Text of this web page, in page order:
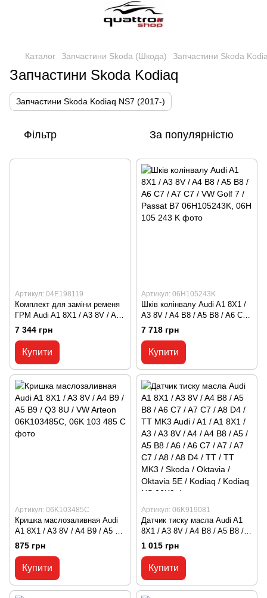
Каталог Запчастини Skoda (Шкода) Запчастини Skoda
Запчастини Skoda Kodiaq
Запчастини Skoda Kodiaq NS7 (2017-)
Фільтр За популярністю
Артикул: 04E198119
Комплект для заміни ременя
ГРМ Audi A1 8X1 / A3 8V / A4
B9 / A5 B9 / Q3 8U / VW Beetle
5C / Jetta 6 Audi / A1 / A1 8X1 /
A3 / A3 8V / A4 / A4 B9 / A5 /
A5 B9 / Q3 / Q3 8U / VW /
Jetta / Jetta 6 / Beetle / Beetle
5C / Skoda / Kodiaq / Kodiaq
NS7 / Sup 04E1
7 344 грн
Купити
Артикул: 06H105243K
Шків колінвалу Audi A1 8X1 /
A3 8V / A4 B8 / A5 B8 / A6 C7 /
A7 C7 / VW Golf 7 / Passat B7
06H105243K, 06H 105 243 K
7 718 грн
Купити
Артикул: 06K103485C
Кришка маслозаливная Audi
A1 8X1 / A3 8V / A4 B9 / A5 B9
/ Q3 8U / VW Arteon
06K103485C, 06K 103 485 C
875 грн
Купити
Артикул: 06K919081
Датчик тиску масла Audi A1
8X1 / A3 8V / A4 B8 / A5 B8 /
A6 C7 / A7 C7 / A8 D4 / TT
MK3 Audi / A1 / A1 8X1 / A3 /
A3 8V / A4 / A4 B8 / A5 / A5 B8
/ A6 / A6 C7 / A7 / A7 C7 / A8 /
A8 D4 / TT / TT MK3 / Skoda /
Oktavia / Oktavia 5E / Kodiaq /
1 015 грн
Купити